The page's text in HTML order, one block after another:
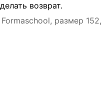
возврат.
размер 152,